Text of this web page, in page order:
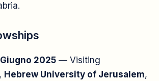
2025— Visiting
Hebrew University of Jerusalem,